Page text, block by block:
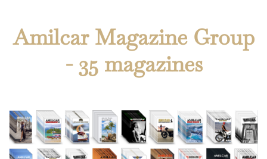
Amilcar Magazine Group
- 35 magazines